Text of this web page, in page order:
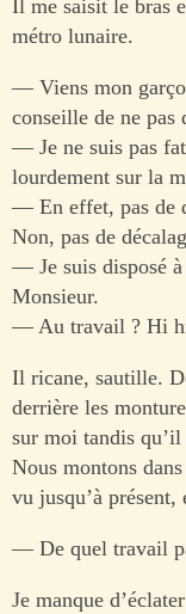
Il me saisit le bras
métro lunaire.
— Viens mon
conseille de ne
— Je ne suis pas
lourdement sur la
— En effet, pas de
Non, pas de
— Je suis disposé
Monsieur.
— Au travail ? Hi
Il ricane, sautille.
derrière les
sur moi tandis qu’il
Nous montons
vu jusqu’à présent,
— De quel travail
Je manque